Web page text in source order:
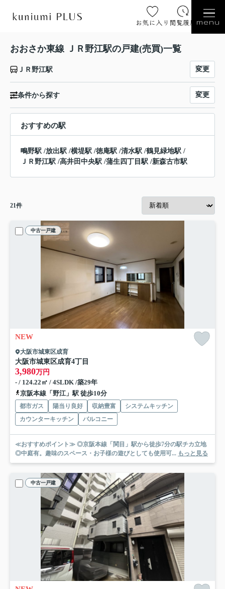
お気に入り 閲覧履歴 menu
おおさか東線 ＪＲ野江駅の戸建(売買)一覧
ＪＲ野江駅 変更
条件から探す 変更
おすすめの駅
鴫野駅 /放出駅 /横堤駅 /徳庵駅 /清水駅 /鶴見緑地駅 /
ＪＲ野江駅 /高井田中央駅 /蒲生四丁目駅 /新森古市駅
21件
中古一戸建
NEW
大阪市城東区成育
大阪市城東区成育4丁目
3,980万円
- / 124.22㎡ / 4SLDK /築29年
京阪本線「野江」駅 徒歩10分
都市ガス 陽当り良好 収納豊富
システムキッチン
カウンターキッチン
バルコニー
≪おすすめポイント≫ ◎京阪本線「関目」駅から徒歩7分の駅チカ立地
◎中庭有。趣味のスペース・お子様の遊びとしても使用可... もっと見る
中古一戸建